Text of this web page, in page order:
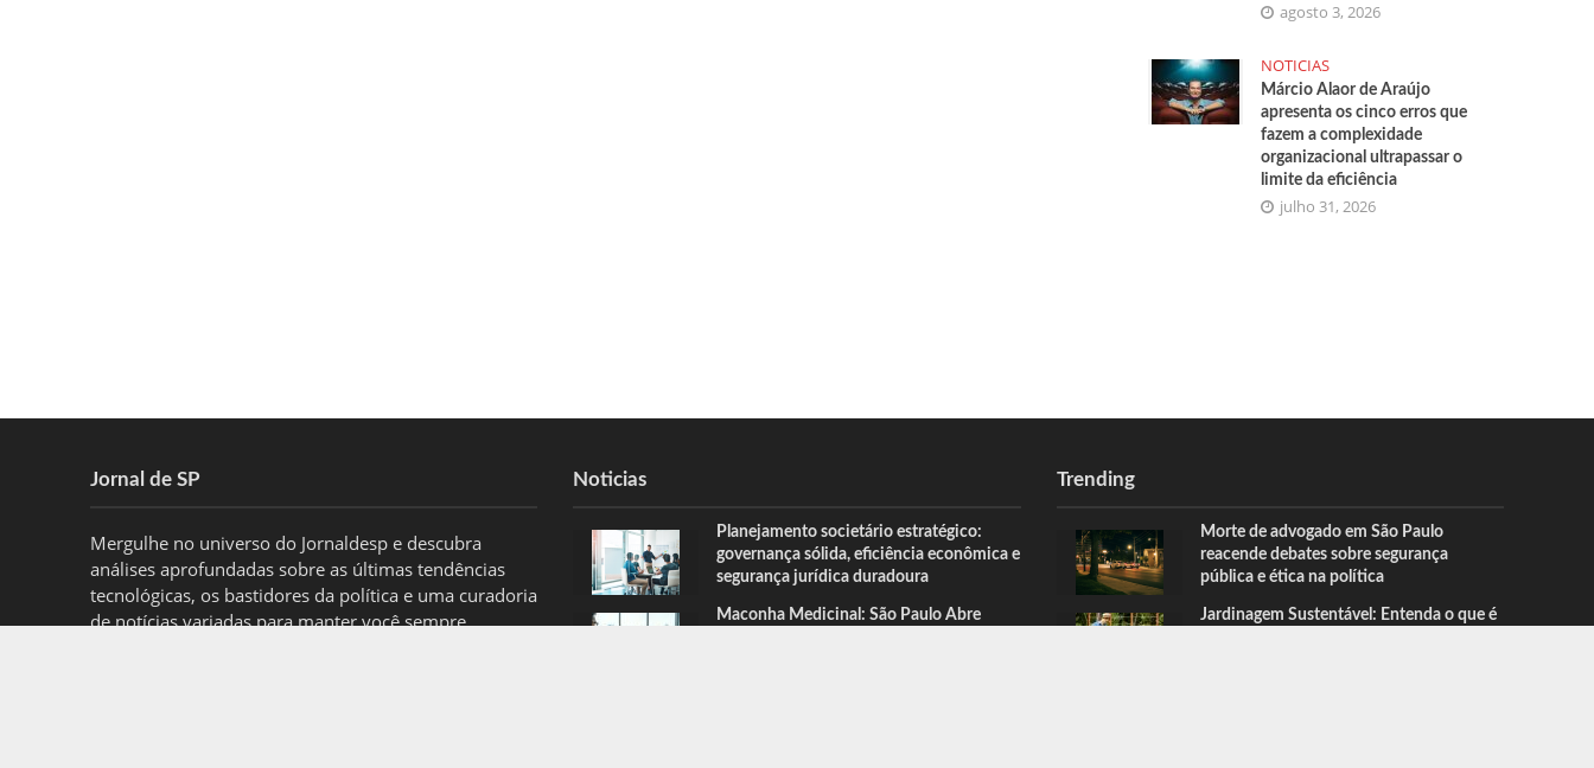
agosto 3, 2026
NOTICIAS
Márcio Alaor de Araújo
apresenta os cinco erros que
fazem a complexidade
organizacional ultrapassar o
limite da eficiência
julho 31, 2026
Jornal de SP
Mergulhe no universo do Jornaldesp e descubra
análises aprofundadas sobre as últimas tendências
tecnológicas, os bastidores da política e uma curadoria
de notícias variadas para manter você sempre
Noticias
Planejamento societário estratégico:
governança sólida, eficiência econômica e
segurança jurídica duradoura
Maconha Medicinal: São Paulo Abre
Trending
Morte de advogado em São Paulo
reacende debates sobre segurança
pública e ética na política
Jardinagem Sustentável: Entenda o que é